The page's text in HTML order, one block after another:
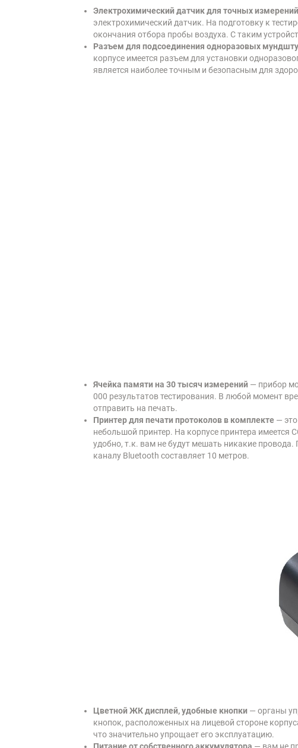
Электрохимический датчик для точных измерений
электрохимический датчик. На подготовку к
окончания отбора пробы воздуха. С таким
Разъем для подсоединения одноразовых
корпусе имеется разъем для установки
является наиболее точным и безопасным для
Ячейка памяти на 30 тысяч измерений — прибор
000 результатов тестирования. В любой момент
отправить на печать.
Принтер для печати протоколов в комплекте —
небольшой принтер. На корпусе принтера имеется
удобно, т.к. вам не будут мешать никакие
каналу Bluetooth составляет 10 метров.
Цветной ЖК дисплей, удобные кнопки — органы
кнопок, расположенных на лицевой стороне
что значительно упрощает его эксплуатацию.
Питание от собственного аккумулятора — вам не